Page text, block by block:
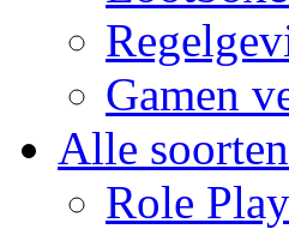
Gamen
Alle
Role